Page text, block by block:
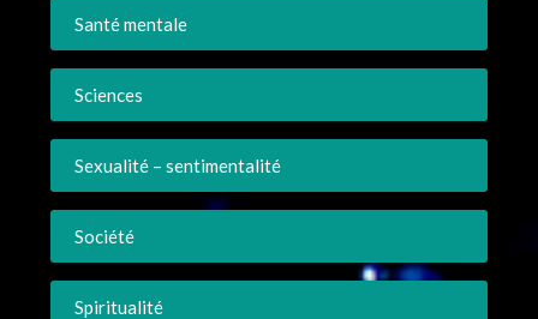
Santé mentale
Sciences
Sexualité – sentimentalité
Société
Spiritualité